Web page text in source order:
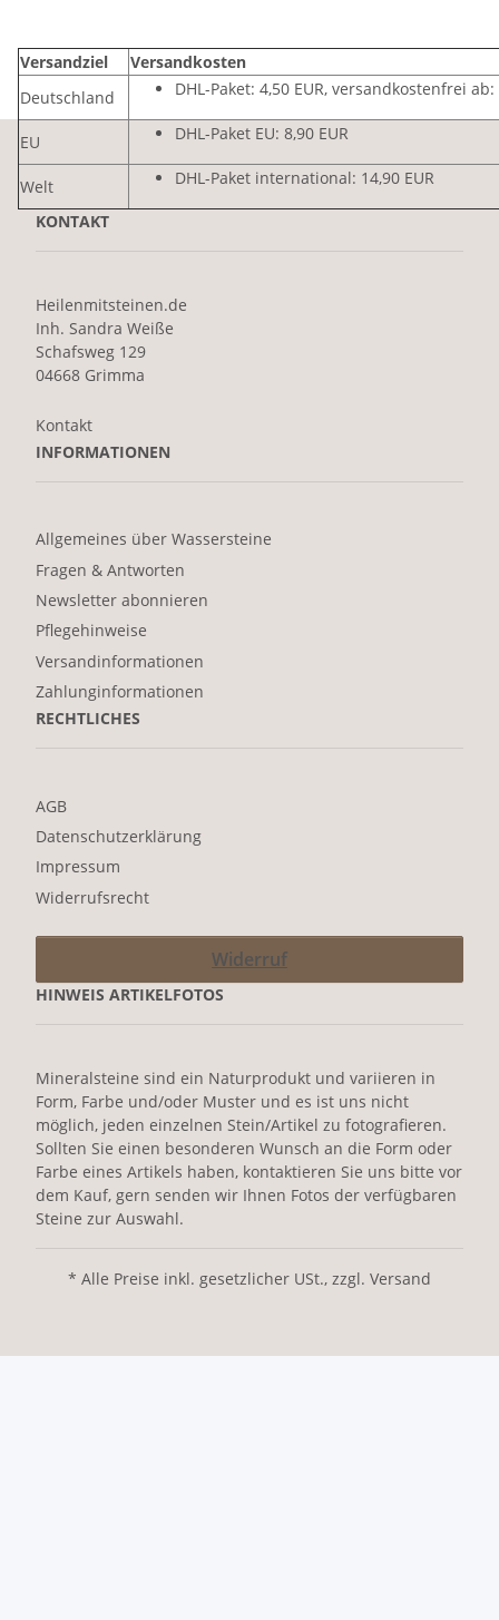
Versandziel
Versandkosten
Deutschland
DHL-Paket: 4,50 EUR, versandkostenfrei ab:
EU DHL-Paket EU: 8,90 EUR
Welt DHL-Paket international: 14,90 EUR
KONTAKT
Heilenmitsteinen.de
Inh. Sandra Weiße
Schafsweg 129
04668 Grimma
Kontakt
INFORMATIONEN
Allgemeines über Wassersteine
Fragen & Antworten
Newsletter abonnieren
Pflegehinweise
Versandinformationen
Zahlunginformationen
RECHTLICHES
AGB
Datenschutzerklärung
Impressum
Widerrufsrecht
Widerruf
HINWEIS ARTIKELFOTOS
Mineralsteine sind ein Naturprodukt und variieren in
Form, Farbe und/oder Muster und es ist uns nicht
möglich, jeden einzelnen Stein/Artikel zu fotografieren.
Sollten Sie einen besonderen Wunsch an die Form oder
Farbe eines Artikels haben, kontaktieren Sie uns bitte vor
dem Kauf, gern senden wir Ihnen Fotos der verfügbaren
Steine zur Auswahl.
* Alle Preise inkl. gesetzlicher USt., zzgl. Versand